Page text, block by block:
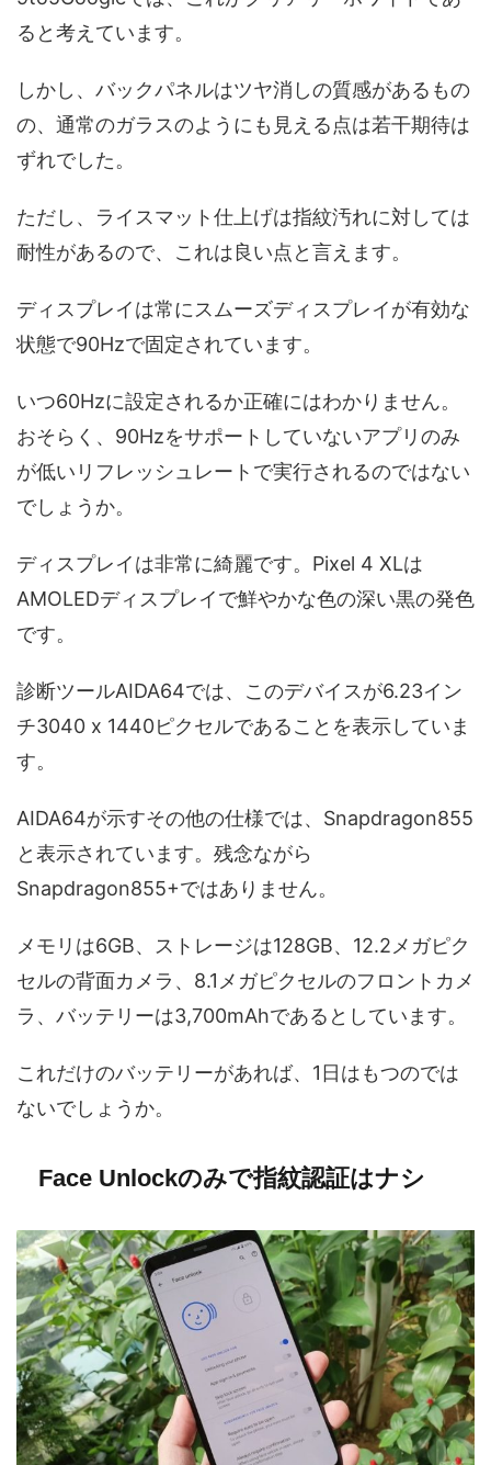
ると考えています。
しかし、バックパネルはツヤ消しの質感があるもの
の、通常のガラスのようにも見える点は若干期待は
ずれでした。
ただし、ライスマット仕上げは指紋汚れに対しては
耐性があるので、これは良い点と言えます。
ディスプレイは常にスムーズディスプレイが有効な
状態で90Hzで固定されています。
いつ60Hzに設定されるか正確にはわかりません。
おそらく、90Hzをサポートしていないアプリのみ
が低いリフレッシュレートで実行されるのではない
でしょうか。
ディスプレイは非常に綺麗です。Pixel 4 XLは
AMOLEDディスプレイで鮮やかな色の深い黒の発色
です。
診断ツールAIDA64では、このデバイスが6.23イン
チ3040 x 1440ピクセルであることを表示していま
す。
AIDA64が示すその他の仕様では、Snapdragon855
と表示されています。残念ながら
Snapdragon855+ではありません。
メモリは6GB、ストレージは128GB、12.2メガピク
セルの背面カメラ、8.1メガピクセルのフロントカメ
ラ、バッテリーは3,700mAhであるとしています。
これだけのバッテリーがあれば、1日はもつのでは
ないでしょうか。
Face Unlockのみで指紋認証はナシ